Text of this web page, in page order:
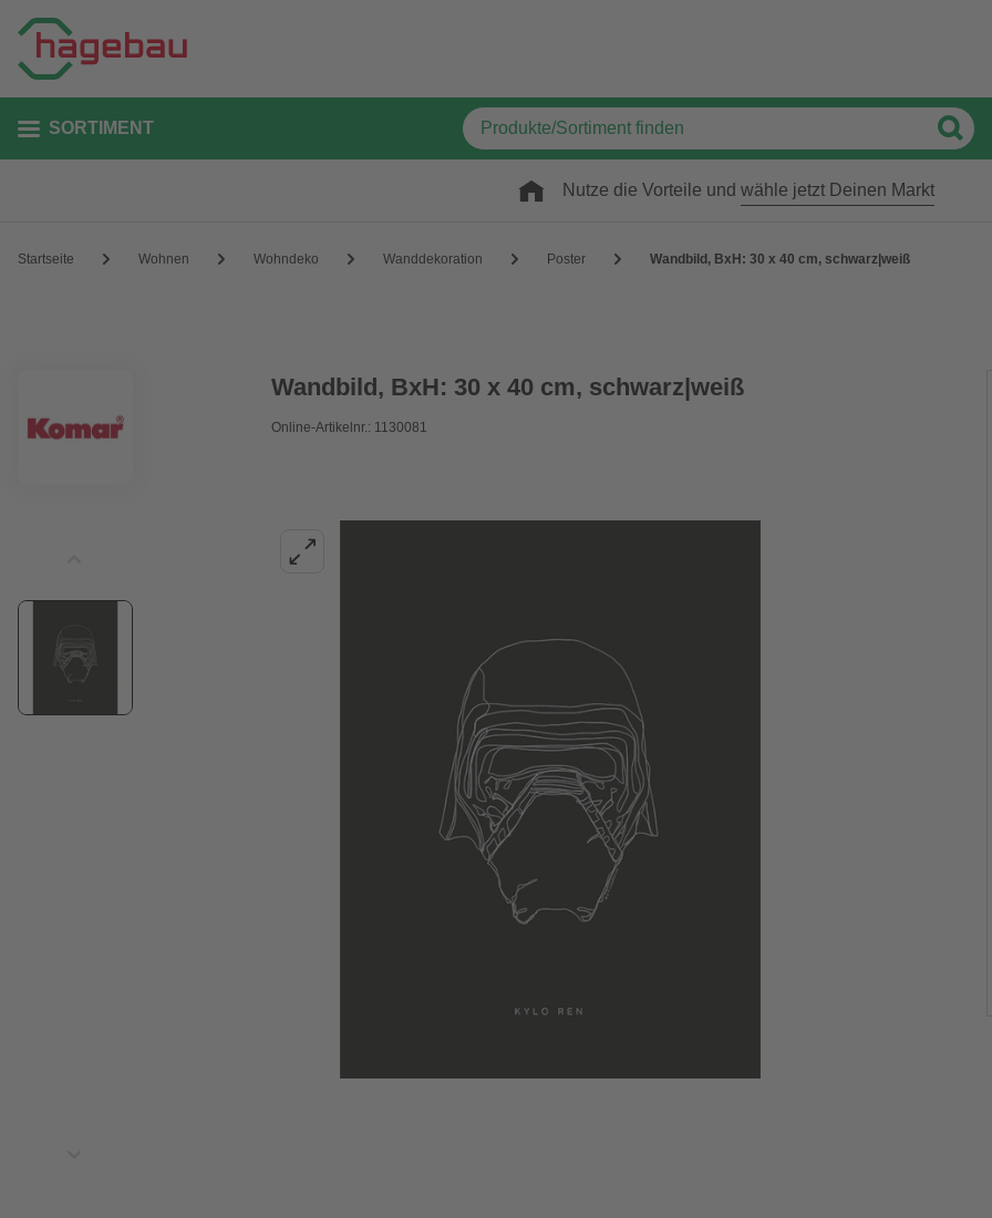
SORTIMENT
Nutze die Vorteile und wähle jetzt Deinen Markt
Startseite Wohnen Wohndeko Wanddekoration Poster Wandbild, BxH: 30 x 40 cm, schwarz|weiß
Wandbild, BxH: 30 x 40 cm, schwarz|weiß
Online-Artikelnr.: 1130081